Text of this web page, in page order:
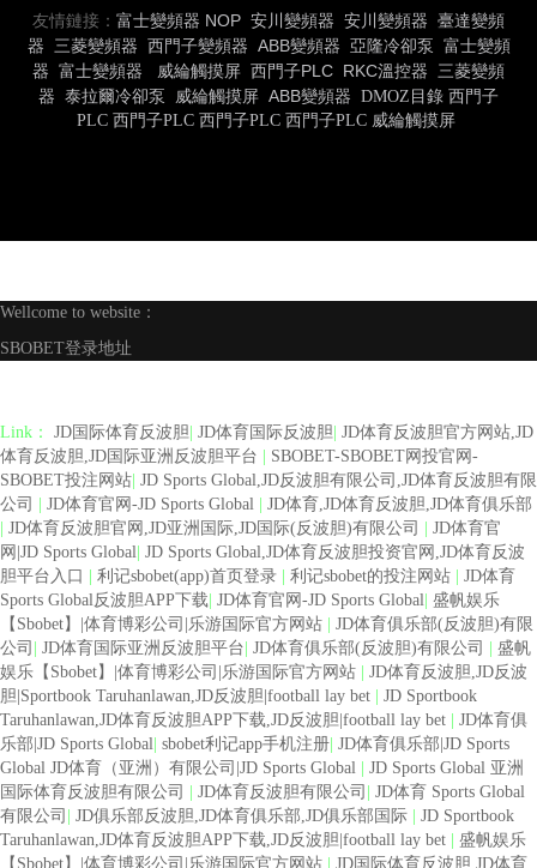
友情鏈接： 富士變頻器 NOP 安川變頻器 安川變頻器 臺達變頻
器
三菱變頻器 西門子變頻器 ABB變頻器 亞隆冷卻泵 富士變頻
器 富士變頻器 威綸觸摸屏 西門子PLC RKC溫控器
三菱變頻
器 泰拉爾冷卻泵 威綸觸摸屏 ABB變頻器 DMOZ目錄 西門子
PLC 西門子PLC 西門子PLC 西門子PLC 威綸觸摸屏
Wellcome to website：
SBOBET登录地址
Link： JD国际体育反波胆| JD体育国际反波胆| JD体育反波胆官方网站,JD
体育反波胆,JD国际亚洲反波胆平台 | SBOBET-SBOBET网投官网-
SBOBET投注网站| JD Sports Global,JD反波胆有限公司,JD体育反波胆有限
公司 | JD体育官网-JD Sports Global | JD体育,JD体育反波胆,JD体育俱乐部
| JD体育反波胆官网,JD亚洲国际,JD国际(反波胆)有限公司 | JD体育官
网|JD Sports Global| JD Sports Global,JD体育反波胆投资官网,JD体育反波
胆平台入口 | 利记sbobet(app)首页登录 | 利记sbobet的投注网站 | JD体育
Sports Global反波胆APP下载| JD体育官网-JD Sports Global| 盛帆娱乐
【Sbobet】|体育博彩公司|乐游国际官方网站 | JD体育俱乐部(反波胆)有限
公司 | JD体育国际亚洲反波胆平台| JD体育俱乐部(反波胆)有限公司 | 盛帆
娱乐【Sbobet】|体育博彩公司|乐游国际官方网站 | JD体育反波胆,JD反波
胆|Sportbook Taruhanlawan,JD反波胆|football lay bet | JD Sportbook
Taruhanlawan,JD体育反波胆APP下载,JD反波胆|football lay bet | JD体育俱
乐部|JD Sports Global| sbobet利记app手机注册| JD体育俱乐部|JD Sports
Global JD体育（亚洲）有限公司|JD Sports Global | JD Sports Global 亚洲
国际体育反波胆有限公司 | JD体育反波胆有限公司 | JD体育 Sports Global
有限公司 | JD俱乐部反波胆,JD体育俱乐部,JD俱乐部国际 | JD Sportbook
Taruhanlawan,JD体育反波胆APP下载,JD反波胆|football lay bet | 盛帆娱乐
【Sbobet】|体育博彩公司|乐游国际官方网站 | JD国际体育反波胆,JD体育